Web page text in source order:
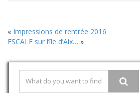
« Impressions de rentrée 2016
ESCALE sur l’île d’Aix… »